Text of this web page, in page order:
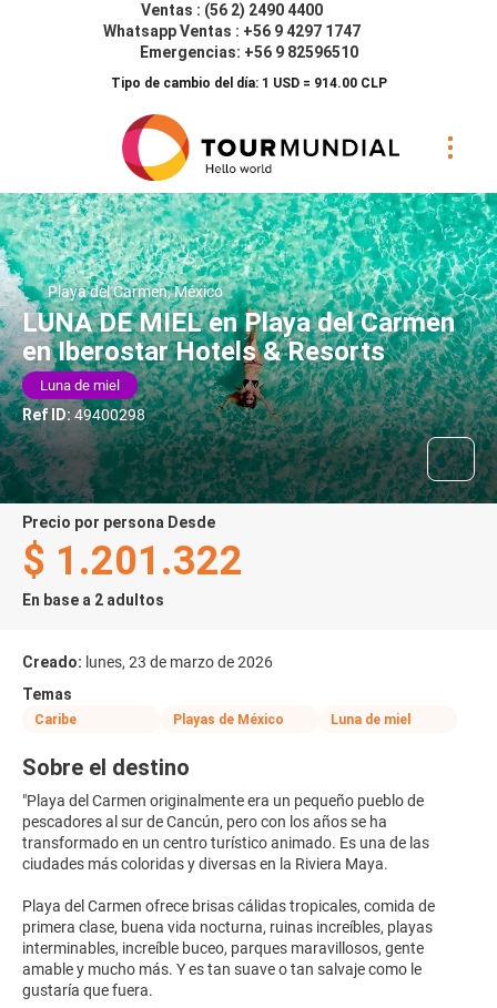
Ventas : (56 2) 2490 4400
Whatsapp Ventas : +56 9 4297 1747
Emergencias: +56 9 82596510
Tipo de cambio del día: 1 USD = 914.00 CLP
Playa del Carmen, México
LUNA DE MIEL en Playa del Carmen
en Iberostar Hotels & Resorts
Luna de miel
Ref ID: 49400298
precio por persona Desde
$ 1.201.322
En base a 2 adultos
Creado: lunes, 23 de marzo de 2026
Temas
Caribe Playas de México Luna de miel
Sobre el destino
"Playa del Carmen originalmente era un pequeño pueblo de
pescadores al sur de Cancún, pero con los años se ha
transformado en un centro turístico animado. Es una de las
ciudades más coloridas y diversas en la Riviera Maya.
Playa del Carmen ofrece brisas cálidas tropicales, comida de
primera clase, buena vida nocturna, ruinas increíbles, playas
interminables, increíble buceo, parques maravillosos, gente
amable y mucho más. Y es tan suave o tan salvaje como le
gustaría que fuera.